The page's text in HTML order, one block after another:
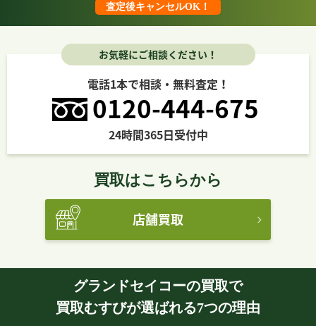
タグ・ホイヤー
ピアジェ IWC ショパール エルメス
査定後キャンセルOK！
お気軽にご相談ください！
電話1本で相談・無料査定！
0120-444-675
24時間365日受付中
買取はこちらから
店舗買取
グランドセイコーの買取で
買取むすびが選ばれる7つの理由